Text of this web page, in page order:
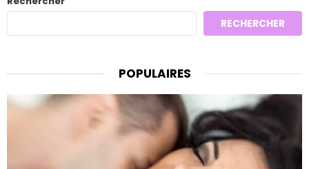
RECHERCHER
POPULAIRES